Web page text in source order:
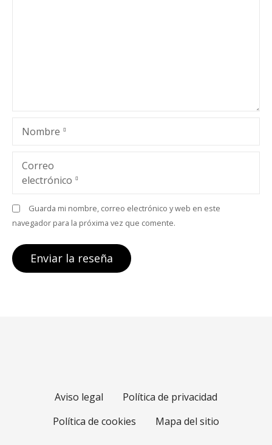
Nombre
Correo
electrónico
Guarda mi nombre, correo electrónico y web en este
navegador para la próxima vez que comente.
Aviso legal
Política de privacidad
Política de cookies
Mapa del sitio